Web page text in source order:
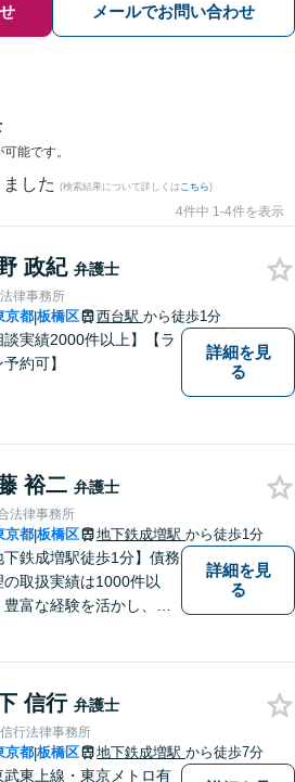
メールでお問い合わせ
能です。
した (検索結果について詳しくは こちら)
4件中 1-4件を表示
政紀 弁護士
律事務所
京都|板橋区 西台駅 から徒歩1分
談実績2000件以上】【ラ
約可】
詳細を見
る
裕二 弁護士
法律事務所
京都|板橋区 地下鉄成増駅 から徒歩1分
下鉄成増駅徒歩1分】債務
の取扱実績は1000件以
豊富な経験を活かし、ご
解決へ向けて尽力いたし
。まずはお気軽にご相談
さい。
詳細を見
る
信行 弁護士
行法律事務所
京都|板橋区 地下鉄成増駅 から徒歩7分
武東上線・東京メトロ有